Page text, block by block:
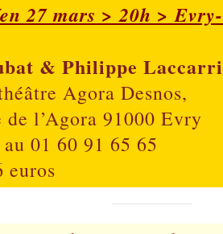
27 mars > 20h >
& Philippe
Agora Desnos,
de l’Agora 91000 Evry
01 60 91 65 65
euros